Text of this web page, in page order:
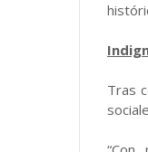
Tras